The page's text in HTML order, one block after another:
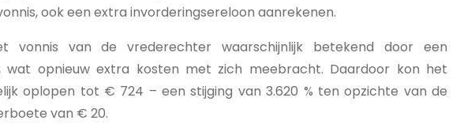
ook een extra invorderingsereloon aanrekenen.
vonnis van de vrederechter waarschijnlijk betekend door een
wat opnieuw extra kosten met zich meebracht. Daardoor kon het
oplopen tot € 724 – een stijging van 3.620 % ten opzichte van de
van € 20.